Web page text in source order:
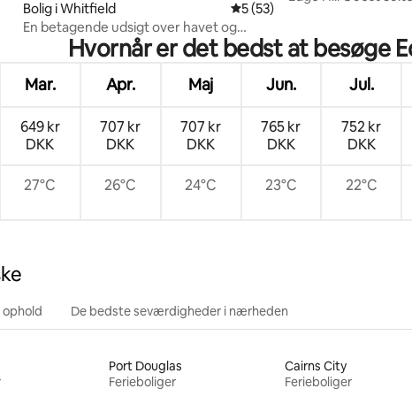
Bolig i Whitfield 5 ud af 5 i gennemsnitlig
5 (53)
En betagende udsigt over havet og
Cairns CityHvornår er det bedst at besøge
Mar. Apr. Maj Jun. Jul.
649 kr
DKK
707 kr
DKK
707 kr
DKK
765 kr
DKK
752 kr
DKK
27°C 26°C 24°C 23°C 22°C
De bedste seværdigheder i nærheden
Port Douglas
Ferieboliger
Cairns City
Ferieboliger